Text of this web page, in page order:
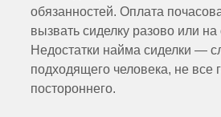
обязанностей. Оплата
вызвать сиделку разово или
Недостатки найма сиделки —
подходящего человека, не все
постороннего.